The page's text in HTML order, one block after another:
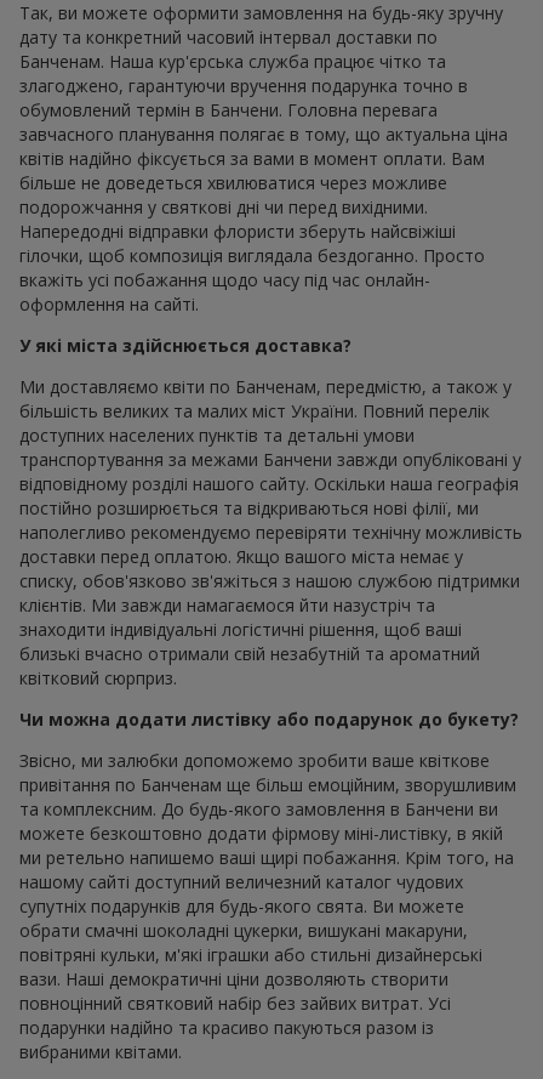
Так, ви можете оформити замовлення на будь-яку зручну
дату та конкретний часовий інтервал доставки по
Банченам. Наша кур'єрська служба працює чітко та
злагоджено, гарантуючи вручення подарунка точно в
обумовлений термін в Банчени. Головна перевага
завчасного планування полягає в тому, що актуальна ціна
квітів надійно фіксується за вами в момент оплати. Вам
більше не доведеться хвилюватися через можливе
подорожчання у святкові дні чи перед вихідними.
Напередодні відправки флористи зберуть найсвіжіші
гілочки, щоб композиція виглядала бездоганно. Просто
вкажіть усі побажання щодо часу під час онлайн-
оформлення на сайті.
У які міста здійснюється доставка?
Ми доставляємо квіти по Банченам, передмістю, а також у
більшість великих та малих міст України. Повний перелік
доступних населених пунктів та детальні умови
транспортування за межами Банчени завжди опубліковані у
відповідному розділі нашого сайту. Оскільки наша географія
постійно розширюється та відкриваються нові філії, ми
наполегливо рекомендуємо перевіряти технічну можливість
доставки перед оплатою. Якщо вашого міста немає у
списку, обов'язково зв'яжіться з нашою службою підтримки
клієнтів. Ми завжди намагаємося йти назустріч та
знаходити індивідуальні логістичні рішення, щоб ваші
близькі вчасно отримали свій незабутній та ароматний
квітковий сюрприз.
Чи можна додати листівку або подарунок до букету?
Звісно, ми залюбки допоможемо зробити ваше квіткове
привітання по Банченам ще більш емоційним, зворушливим
та комплексним. До будь-якого замовлення в Банчени ви
можете безкоштовно додати фірмову міні-листівку, в якій
ми ретельно напишемо ваші щирі побажання. Крім того, на
нашому сайті доступний величезний каталог чудових
супутніх подарунків для будь-якого свята. Ви можете
обрати смачні шоколадні цукерки, вишукані макаруни,
повітряні кульки, м'які іграшки або стильні дизайнерські
вази. Наші демократичні ціни дозволяють створити
повноцінний святковий набір без зайвих витрат. Усі
подарунки надійно та красиво пакуються разом із
вибраними квітами.